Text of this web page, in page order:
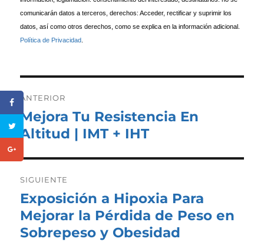
comunicarán datos a terceros, derechos: Acceder, rectificar y suprimir los
datos, así como otros derechos, como se explica en la información adicional.
Política de Privacidad
de
entradas
ANTERIOR
Entrada
anterior:
Mejora Tu Resistencia En
Altitud | IMT + IHT
SIGUIENTE
Entrada
siguiente:
Exposición a Hipoxia Para
Mejorar la Pérdida de Peso en
Sobrepeso y Obesidad